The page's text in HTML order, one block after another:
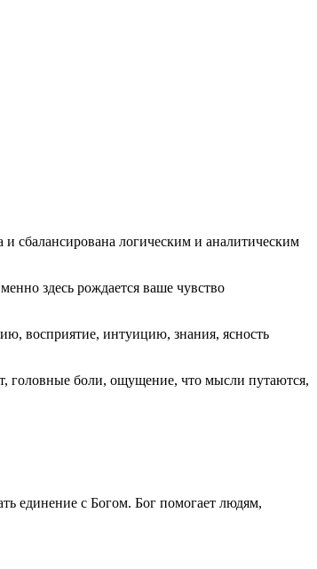
сбалансирована логическим и аналитическим
здесь рождается ваше чувство
восприятие, интуицию, знания, ясность
головные боли, ощущение, что мысли путаются,
единение с Богом. Бог помогает людям,